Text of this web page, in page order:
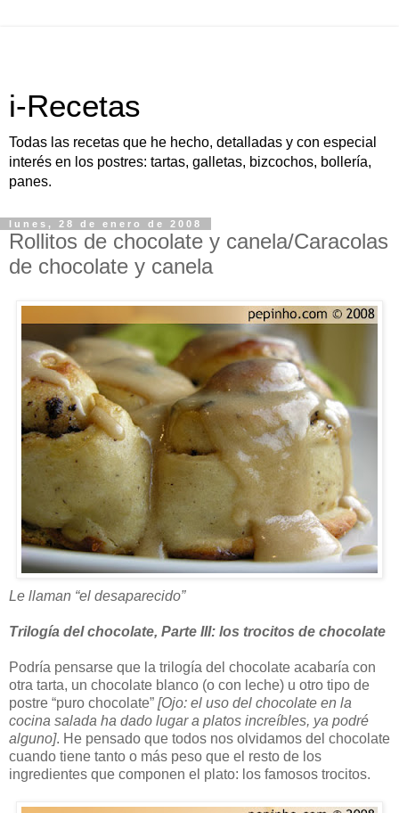
i-Recetas
Todas las recetas que he hecho, detalladas y con especial
interés en los postres: tartas, galletas, bizcochos, bollería,
panes.
lunes, 28 de enero de 2008
Rollitos de chocolate y canela/Caracolas
de chocolate y canela
Le llaman “el desaparecido”
Trilogía del chocolate, Parte III: los trocitos de chocolate
Podría pensarse que la trilogía del chocolate acabaría con
otra tarta, un chocolate blanco (o con leche) u otro tipo de
postre “puro chocolate” [Ojo: el uso del chocolate en la
cocina salada ha dado lugar a platos increíbles, ya podré
alguno]. He pensado que todos nos olvidamos del chocolate
cuando tiene tanto o más peso que el resto de los
ingredientes que componen el plato: los famosos trocitos.